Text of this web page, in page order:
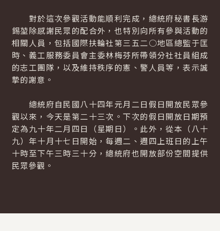
對於這次參觀活動能順利完成，總統府秘書長游
錫堃除感謝民眾的配合外，也特別向所有參與活動的
相關人員，包括國際扶輪社第三五二○地區總監于匡
時、義工服務委員會主委林梅芬所帶領分社社員組成
的志工團隊，以及維持秩序的憲、警人員等，表示誠
摯的謝意。
總統府自民國八十四年元月二日假日開放民眾參
觀以來，今天是第二十三次。下次的假日開放日期預
定為九十年二月四日（星期日）。此外，從本（八十
九）年十月十七日開始，每週二、週四上班日的上午
十時至下午三時三十分，總統府也開放部份空間提供
民眾參觀。